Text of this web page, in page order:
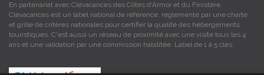
En partenariat avec Clévacances des Côtes d'Armor et du Finistère,
Clévacances est un label national de référence, réglementé par une charte
et grille de critères nationales pour certifier la qualité des hébergements
touristiques. C'est aussi un réseau de proximité avec une visite tous les 4
ans et une validation par une commission habilitée. Label de 1 à 5 clés.